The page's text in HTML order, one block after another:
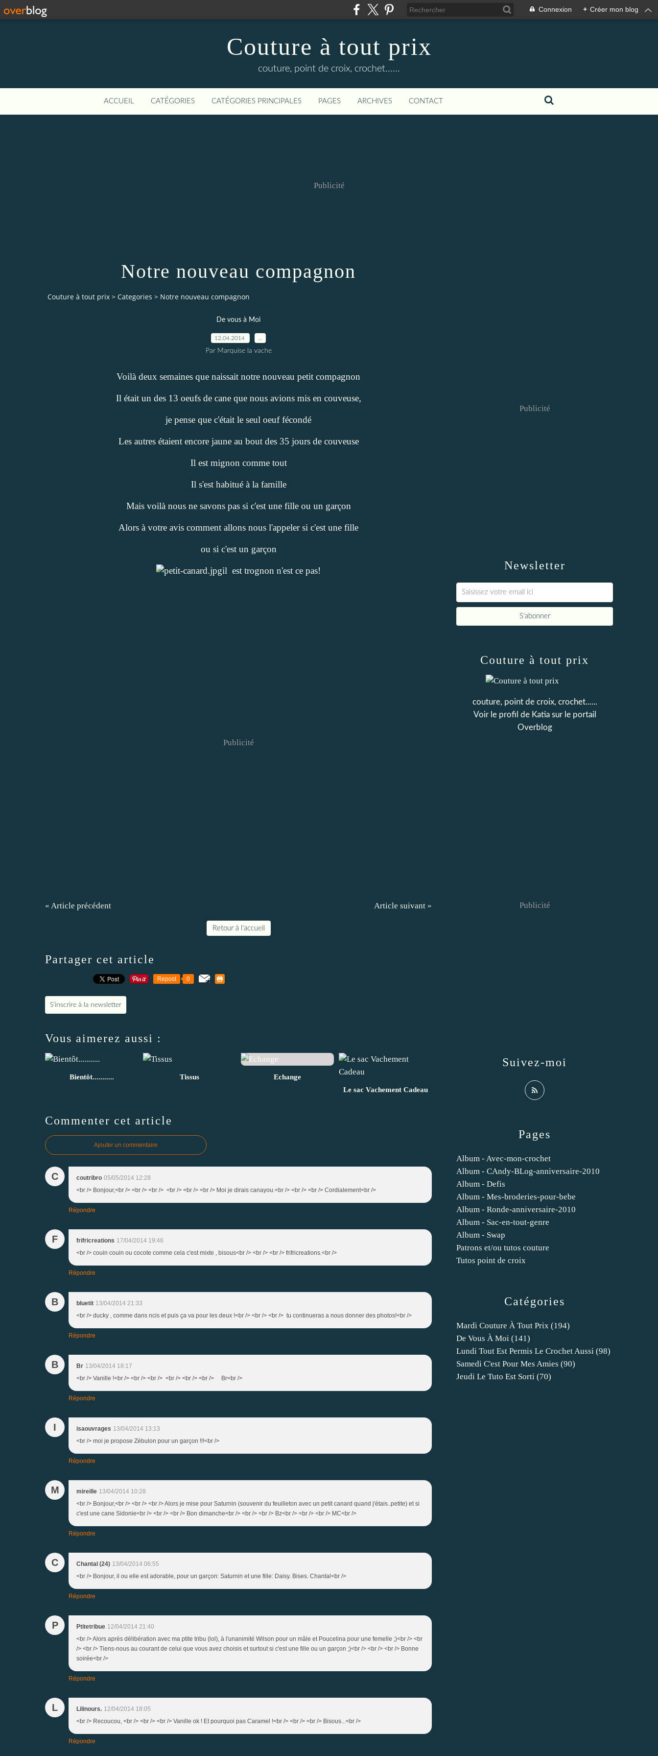
Connexion + Créer mon blog
Couture à tout prix
couture, point de croix, crochet......
ACCUEIL CATÉGORIES CATÉGORIES PRINCIPALES PAGES ARCHIVES CONTACT
Publicité
Notre nouveau compagnon
Couture à tout prix > Categories > Notre nouveau compagnon
De vous à Moi
12.04.2014
Par Marquise la vache
Voilà deux semaines que naissait notre nouveau petit compagnon
Il était un des 13 oeufs de cane que nous avions mis en couveuse,
je pense que c'était le seul oeuf fécondé
Les autres étaient encore jaune au bout des 35 jours de couveuse
Il est mignon comme tout
Il s'est habitué à la famille
Mais voilà nous ne savons pas si c'est une fille ou un garçon
Alors à votre avis comment allons nous l'appeler si c'est une fille
ou si c'est un garçon
il est trognon n'est ce pas!
Publicité
« Article précédent Article suivant »
Retour à l'accueil
Partager cet article
Repost 0
S'inscrire à la newsletter
Vous aimerez aussi :
Bientôt........... Tissus
Echange
Le sac Vachement Cadeau
Commenter cet article
Ajouter un commentaire
C coutribro 05/05/2014 12:28
<br /> Bonjour,<br /> <br /> <br /> <br /> <br /> <br /> Moi je dirais canayou.<br /> <br /> <br /> Cordialement<br />
Répondre
F frifricreations 17/04/2014 19:46
<br /> couin couin ou cocote comme cela c'est mixte , bisous<br /> <br /> <br /> frifricreations.<br />
Répondre
B bluetit 13/04/2014 21:33
<br /> ducky , comme dans ncis et puis ça va pour les deux !<br /> <br /> <br /> tu continueras a nous donner des photos!<br />
Répondre
B Br 13/04/2014 18:17
<br /> Vanille !<br /> <br /> <br /> <br /> <br /> <br /> Br<br />
Répondre
I isaouvrages 13/04/2014 13:13
<br /> moi je propose Zébulon pour un garçon !!!<br />
Répondre
M mireille 13/04/2014 10:28
<br /> Bonjour,<br /> <br /> <br /> Alors je mise pour Saturnin (souvenir du feuilleton avec un petit canard quand j'étais..petite) et si
c'est une cane Sidonie<br /> <br /> <br /> Bon dimanche<br /> <br /> <br /> Bz<br /> <br /> <br /> MC<br />
Répondre
C Chantal (24) 13/04/2014 06:55
<br /> Bonjour, il ou elle est adorable, pour un garçon: Saturnin et une fille: Daisy. Bises. Chantal<br />
Répondre
P Ptitetribue 12/04/2014 21:40
<br /> Alors après délibération avec ma ptite tribu (lol), à l'unanimité Wilson pour un mâle et Poucelina pour une femelle ;)<br /> <br
/> <br /> Tiens-nous au courant de celui que vous avez choisis et surtout si c'est une fille ou un garçon ;)<br /> <br /> <br /> Bonne
soirée<br />
Répondre
L Lilinours. 12/04/2014 18:05
<br /> Recoucou, <br /> <br /> <br /> Vanille ok ! Et pourquoi pas Caramel !<br /> <br /> <br /> Bisous...<br />
Répondre
Newsletter
Publicité
Catégories
Mardi Couture À Tout Prix (194)
De Vous À Moi (141)
Lundi Tout Est Permis Le Crochet Aussi (98)
Samedi C'est Pour Mes Amies (90)
Jeudi Le Tuto Est Sorti (70)
Pages
Album - Avec-mon-crochet
Album - CAndy-BLog-anniversaire-2010
Album - Defis
Album - Mes-broderies-pour-bebe
Album - Ronde-anniversaire-2010
Album - Sac-en-tout-genre
Album - Swap
Patrons et/ou tutos couture
Tutos point de croix
Couture à tout prix
couture, point de croix, crochet......
Voir le profil de Katia sur le portail
Overblog
Suivez-moi
Publicité